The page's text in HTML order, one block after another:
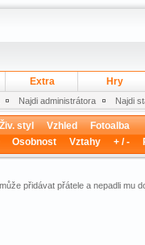
Extra Hry
Najdi administrátora Najdi
Živ. styl Vzhled
Fotoalba
Osobnost Vztahy + / -
přidávat přátele a nepadli mu